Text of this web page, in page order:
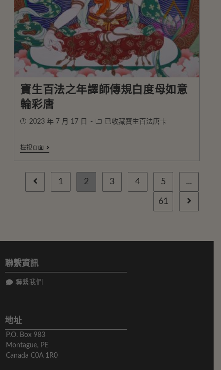
寶生百法之年譯師傳規白度母如意
輪彩唐
2023 年 7 月 17 日 已收藏寶生百法唐卡
檢視頁面
1 2 3 4 5 ...
61
聯繫資訊
聯繫我們
地址
P.O. Box 983
Montague, PE
Canada C0A 1R0